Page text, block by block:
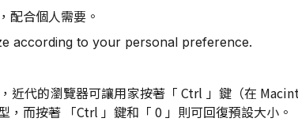
配合個人需要。
according to your personal preference.
近代的瀏覽器可讓用家按著 「 Ctrl 」 鍵（在
，而按著 「Ctrl 」 鍵和 「 0 」 則可回復預設大小。